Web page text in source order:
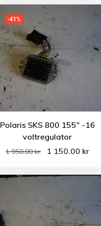
-41%
Polaris SKS 800 155″ -16
voltregulator
1 950.00kr 1 150.00 kr